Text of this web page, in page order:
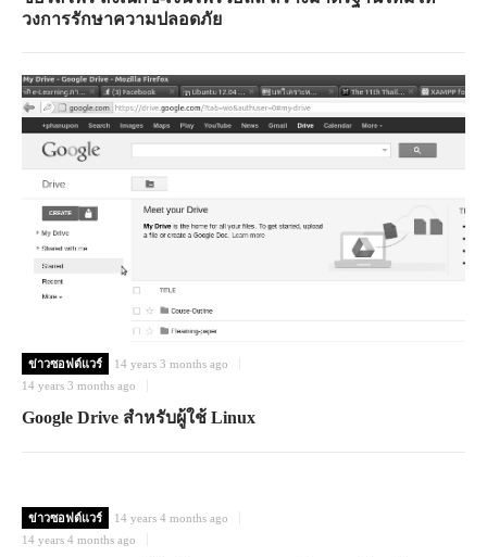
วงการรักษาความปลอดภัย
ข่าวซอฟต์แวร์
14 years 3 months ago
14 years 3 months ago
Google Drive สำหรับผู้ใช้ Linux
ข่าวซอฟต์แวร์
14 years 4 months ago
14 years 4 months ago